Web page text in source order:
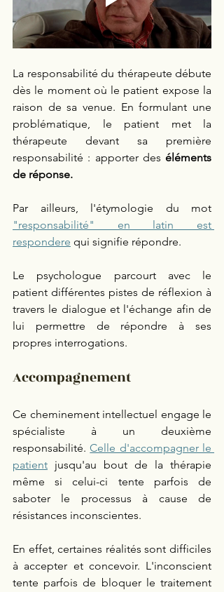
La responsabilité du thérapeute débute
dès le moment où le patient expose la
raison de sa venue. En formulant une
problématique, le patient met la
thérapeute devant sa première
responsabilité : apporter des éléments
de réponse.
"responsabilité" en latin est
respondere qui signifie répondre.
Le psychologue parcourt avec le
patient différentes pistes de réflexion à
travers le dialogue et l'échange afin de
lui permettre de répondre à ses
propres interrogations.
Accompagnement
Ce cheminement intellectuel engage le
spécialiste à un deuxième
responsabilité. Celle d'accompagner le
patient jusqu'au bout de la thérapie
même si celui-ci tente parfois de
saboter le processus à cause de
résistances inconscientes.
En effet, certaines réalités sont difficiles
à accepter et concevoir. L'inconscient
tente parfois de bloquer le traitement